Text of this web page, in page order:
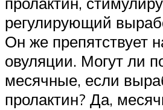
регулирующий
Он же препятствует
овуляции. Могут ли
месячные, если
пролактин? Да,